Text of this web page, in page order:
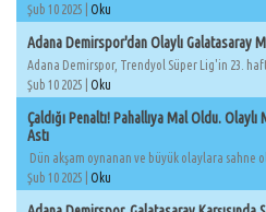
Şub 10 2025 | Oku
Adana Demirspor'dan Olaylı Galatasaray
Adana Demirspor, Trendyol Süper Lig'in 23.
Şub 10 2025 | Oku
Çaldığı Penaltı! Pahallıya Mal Oldu. Olaylı
Astı
Dün akşam oynanan ve büyük olaylara sahne
Şub 10 2025 | Oku